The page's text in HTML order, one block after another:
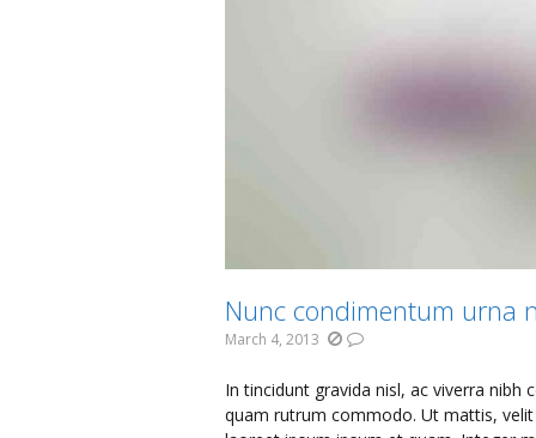
Nunc condimentum urna
March 4, 2013
In tincidunt gravida nisl, ac viverra
quam rutrum commodo. Ut mattis,